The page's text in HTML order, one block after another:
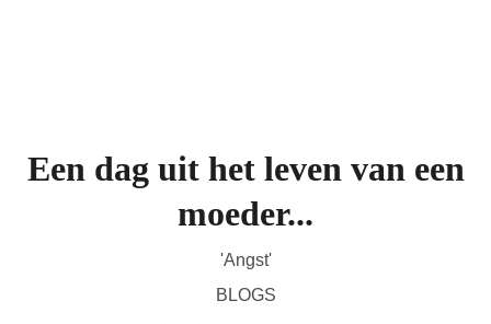
Een dag uit het leven van een
moeder...
'Angst'
BLOGS